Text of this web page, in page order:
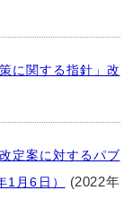
に関する指針」改
定案に対するパブ
月6日）
(2022年